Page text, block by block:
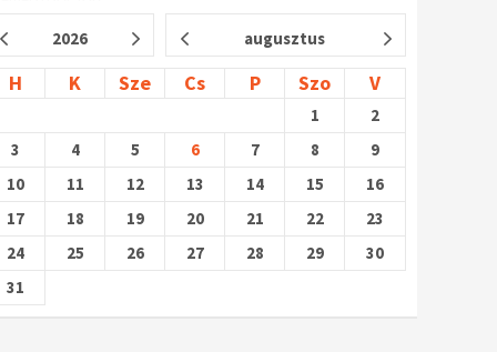
2026 augusztus
H K Sze Cs P Szo V
1
2
3
4 5 6 7 8
9
10
11 12 13 14 15
16
17
18 19 20 21 22
23
24
25 26 27 28 29
30
31